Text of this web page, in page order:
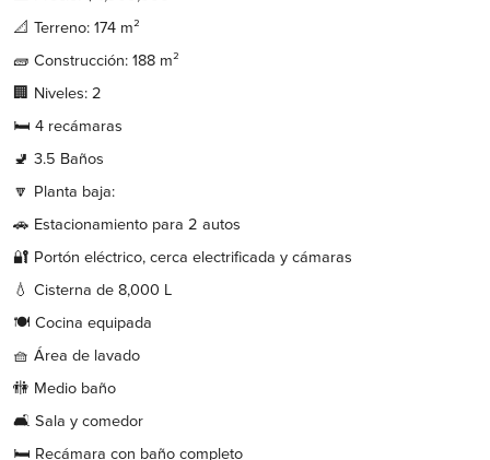
📐 Terreno: 174 m²
🧱 Construcción: 188 m²
🏢 Niveles: 2
🛏️ 4 recámaras
🚽 3.5 Baños
🔽 Planta baja:
🚗 Estacionamiento para 2 autos
🔐 Portón eléctrico, cerca electrificada y cámaras
💧 Cisterna de 8,000 L
🍽️ Cocina equipada
🧺 Área de lavado
🚻 Medio baño
🛋️ Sala y comedor
🛏️ Recámara con baño completo